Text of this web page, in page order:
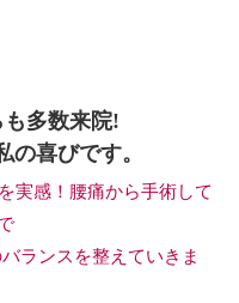
多数来院!
の喜びです。
実感！腰痛から手術して
ランスを整えていきま